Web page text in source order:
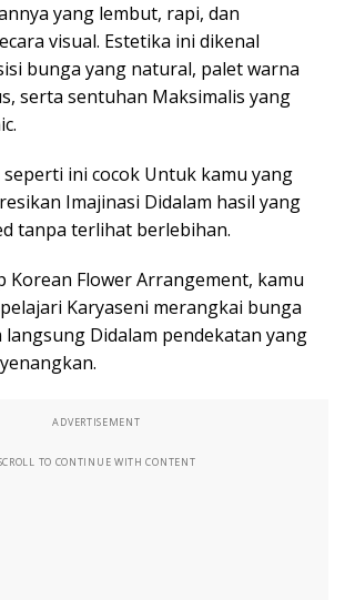
yang lembut, rapi, dan
visual. Estetika ini dikenal
bunga yang natural, palet warna
serta sentuhan Maksimalis yang
seperti ini cocok Untuk kamu yang
Imajinasi Didalam hasil yang
tanpa terlihat berlebihan.
Korean Flower Arrangement, kamu
Karyaseni merangkai bunga
langsung Didalam pendekatan yang
ADVERTISEMENT
TO CONTINUE WITH CONTENT